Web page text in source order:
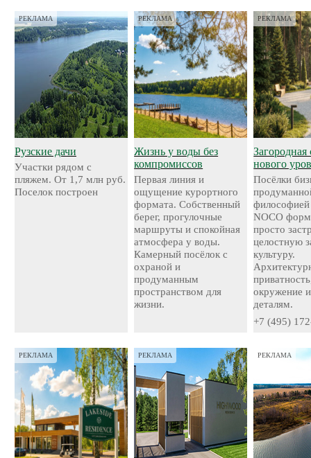
РЕКЛАМА
Рузские дачи
Участки рядом с
пляжем. От 1,7 млн руб.
Поселок построен
РЕКЛАМА
Жизнь у воды без
компромиссов
Первая линия и
ощущение курортного
формата. Собственный
берег, прогулочные
маршруты и спокойная
атмосфера у воды.
Камерный посёлок с
охраной и
продуманным
пространством для
жизни.
РЕКЛАМА
Загородная
нового
Посёлки
NOCO
просто
целостную
культуру.
окружение
деталям.
+7 (495)
РЕКЛАМА РЕКЛАМА РЕКЛАМА